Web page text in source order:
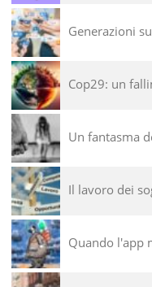
Generazioni
Cop29: un
Un fantasma
Il lavoro dei
Quando l'app